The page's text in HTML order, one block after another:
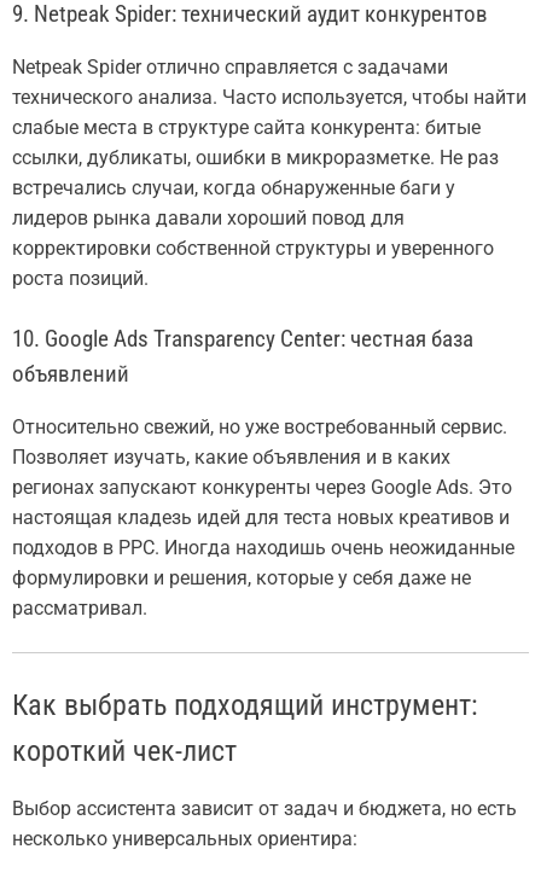
9. Netpeak Spider: технический аудит конкурентов
Netpeak Spider отлично справляется с задачами
технического анализа. Часто используется, чтобы найти
слабые места в структуре сайта конкурента: битые
ссылки, дубликаты, ошибки в микроразметке. Не раз
встречались случаи, когда обнаруженные баги у
лидеров рынка давали хороший повод для
корректировки собственной структуры и уверенного
роста позиций.
10. Google Ads Transparency Center: честная база
объявлений
Относительно свежий, но уже востребованный сервис.
Позволяет изучать, какие объявления и в каких
регионах запускают конкуренты через Google Ads. Это
настоящая кладезь идей для теста новых креативов и
подходов в PPC. Иногда находишь очень неожиданные
формулировки и решения, которые у себя даже не
рассматривал.
Как выбрать подходящий инструмент:
короткий чек-лист
Выбор ассистента зависит от задач и бюджета, но есть
несколько универсальных ориентира: